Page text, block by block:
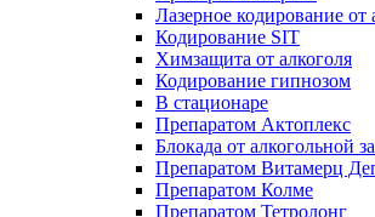
Лазерное кодирование от
Кодирование SIT
Химзащита от алкоголя
Кодирование гипнозом
В стационаре
Препаратом Актоплекс
Блокада от алкогольной
Препаратом Витамерц
Препаратом Колме
Препаратом Тетролонг